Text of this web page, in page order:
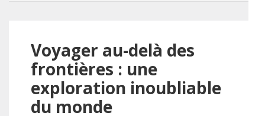
Voyager au-delà des
frontières : une
exploration inoubliable
du monde